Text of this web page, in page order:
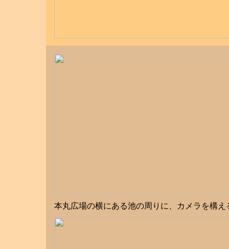
本丸広場の横にある池の周りに、カメラを構